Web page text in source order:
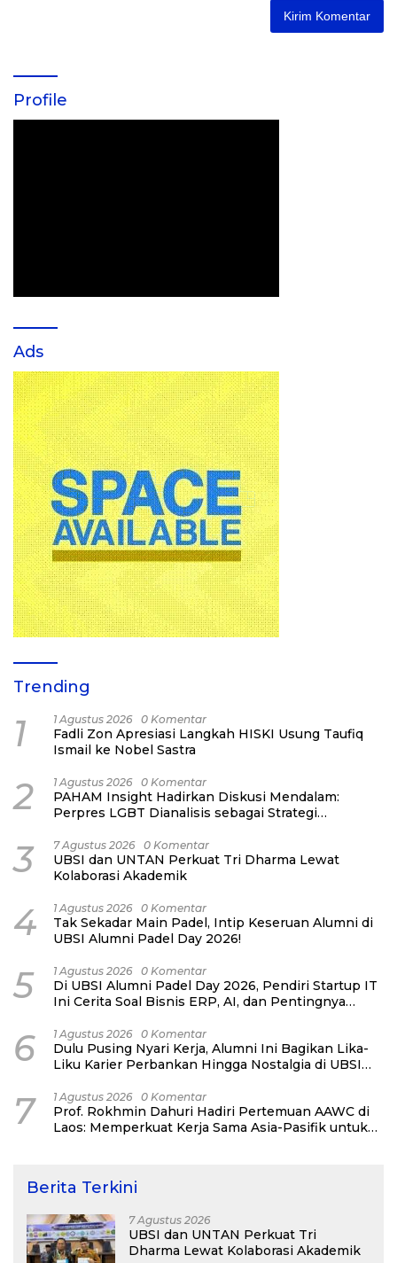
Profile
Ads
Trending
1 1 Agustus 2026 0 Komentar
Fadli Zon Apresiasi Langkah HISKI Usung Taufiq
Ismail ke Nobel Sastra
2 1 Agustus 2026 0 Komentar
PAHAM Insight Hadirkan Diskusi Mendalam:
Perpres LGBT Dianalisis sebagai Strategi
3 7 Agustus 2026 0 Komentar
UBSI dan UNTAN Perkuat Tri Dharma Lewat
Kolaborasi Akademik
4 1 Agustus 2026 0 Komentar
Tak Sekadar Main Padel, Intip Keseruan Alumni di
UBSI Alumni Padel Day 2026!
5 1 Agustus 2026 0 Komentar
Di UBSI Alumni Padel Day 2026, Pendiri Startup IT
Ini Cerita Soal Bisnis ERP, AI, dan Pentingnya
6 1 Agustus 2026 0 Komentar
Dulu Pusing Nyari Kerja, Alumni Ini Bagikan Lika-
Liku Karier Perbankan Hingga Nostalgia di UBSI
7 1 Agustus 2026 0 Komentar
Prof. Rokhmin Dahuri Hadiri Pertemuan AAWC di
Laos: Memperkuat Kerja Sama Asia-Pasifik untuk
Berita Terkini
7 Agustus 2026
UBSI dan UNTAN Perkuat Tri
Dharma Lewat Kolaborasi Akademik